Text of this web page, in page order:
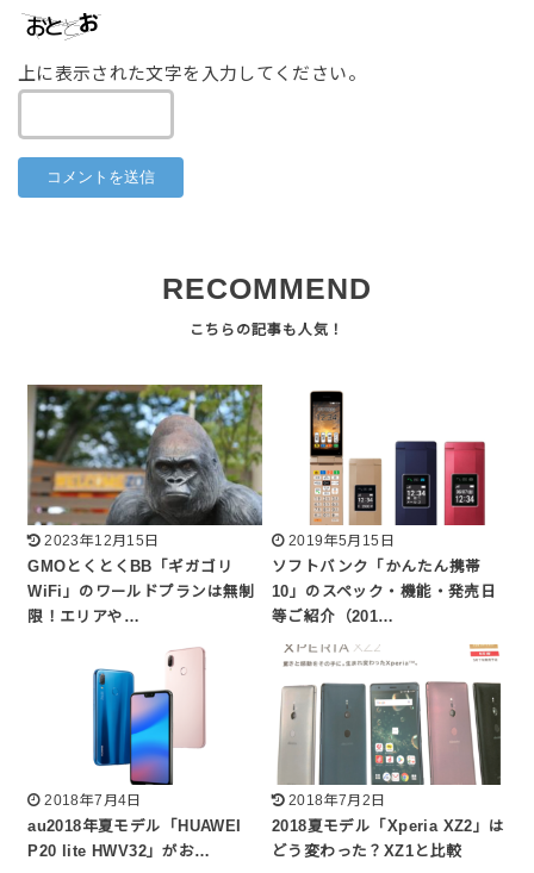
上に表示された文字を入力してください。
RECOMMEND
2023年12月15日
GMOとくとくBB「ギガゴリ
WiFi」のワールドプランは無制
限！エリアや…
2019年5月15日
ソフトバンク「かんたん携帯
10」のスペック・機能・発売日
等ご紹介（201…
2018年7月4日
au2018年夏モデル「HUAWEI
P20 lite HWV32」がお…
2018年7月2日
2018夏モデル「Xperia XZ2」は
どう変わった？XZ1と比較